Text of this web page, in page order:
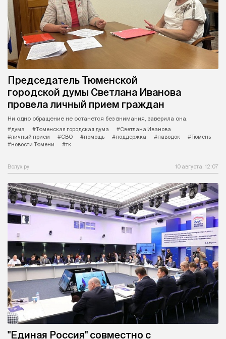
Председатель Тюменской
городской думы Светлана Иванова
провела личный прием граждан
Ни одно обращение не останется без внимания, заверила она.
#дума
#Тюменская городская дума
#Светлана Иванова
#личный прием
#СВО #помощь #поддержка #паводок
#Тюмень
#новости Тюмени
#тк
Вслух.ру 10 августа, 12:07
"Единая Россия" совместно с